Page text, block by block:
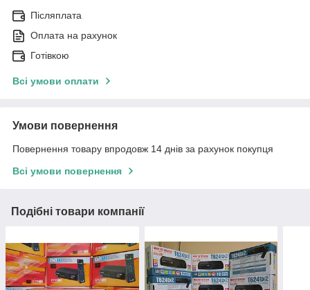
Післяплата
Оплата на рахунок
Готівкою
Всі умови оплати
Умови повернення
Повернення товару впродовж 14 днів за рахунок покупця
Всі умови повернення
Подібні товари компанії